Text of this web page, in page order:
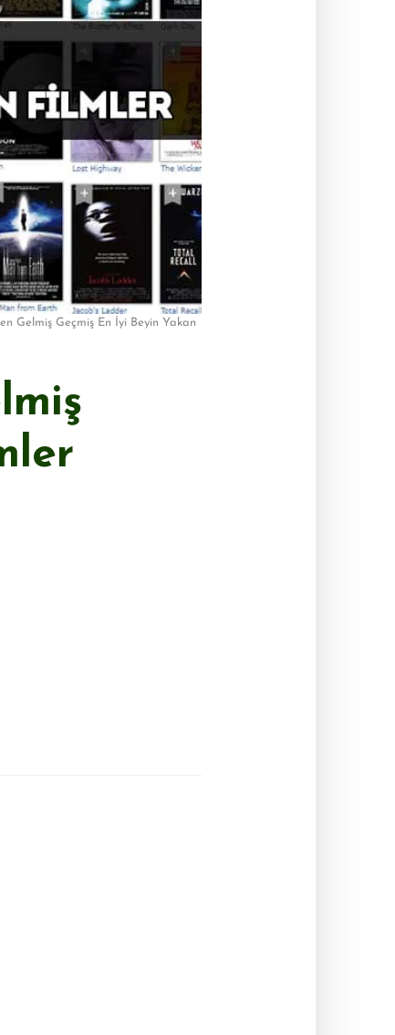
Gelmiş Geçmiş En İyi Beyin Yakan